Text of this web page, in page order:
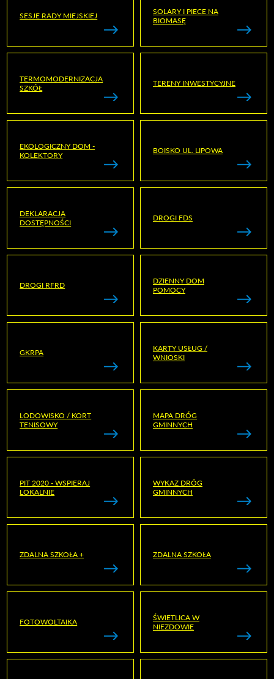
SESJE RADY MIEJSKIEJ
SOLARY I PIECE NA
BIOMASĘ
TERMOMODERNIZACJA
SZKÓŁ
TERENY INWESTYCYJNE
EKOLOGICZNY DOM -
KOLEKTORY
BOISKO UL. LIPOWA
DEKLARACJA
DOSTĘPNOŚCI
DROGI FDS
DROGI RFRD
DZIENNY DOM
POMOCY
GKRPA
KARTY USŁUG /
WNIOSKI
LODOWISKO / KORT
TENISOWY
MAPA DRÓG
GMINNYCH
PIT 2020 - WSPIERAJ
LOKALNIE
WYKAZ DRÓG
GMINNYCH
ZDALNA SZKOŁA + ZDALNA SZKOŁA
FOTOWOLTAIKA
ŚWIETLICA W
NIEZDOWIE